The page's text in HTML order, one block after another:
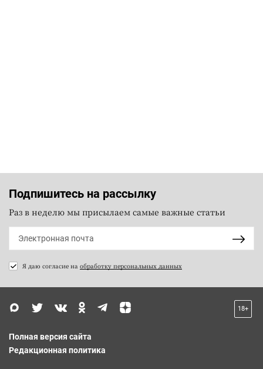
Подпишитесь на рассылку
Раз в неделю мы присылаем самые важные статьи
Я даю согласие на обработку персональных данных
18+
Полная версия сайта
Редакционная политика